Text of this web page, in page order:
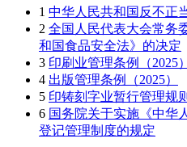
1 中华人民共和国反不正
2 全国人民代表大会常务
和国食品安全法》的决定
3 印刷业管理条例（2025）
4 出版管理条例（2025）
5 印铸刻字业暂行管理规则
6 国务院关于实施《中华
登记管理制度的规定